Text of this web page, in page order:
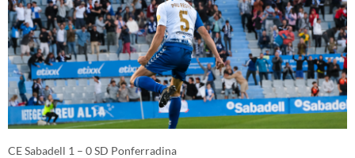
CE Sabadell 1 – 0 SD Ponferradina